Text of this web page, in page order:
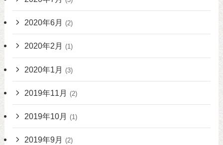
2020年6月 (2)
2020年2月 (1)
2020年1月 (3)
2019年11月 (2)
2019年10月 (1)
2019年9月 (2)